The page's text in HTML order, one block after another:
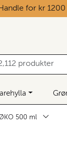
for kr
500 ml